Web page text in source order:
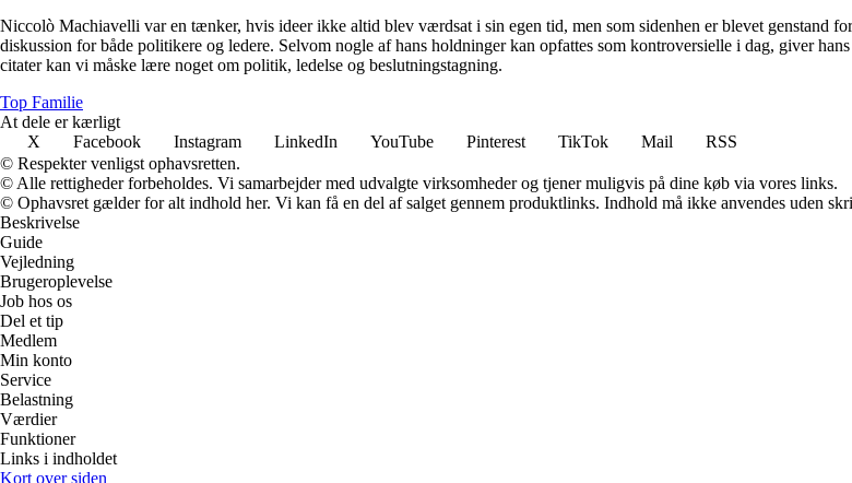
Niccolò Machiavelli var en tænker, hvis ideer ikke altid blev værdsat i sin egen tid, men som sidenhen er blevet genstand
diskussion for både politikere og ledere. Selvom nogle af hans holdninger kan opfattes som kontroversielle i dag, giver
citater kan vi måske lære noget om politik, ledelse og beslutningstagning.
Top Familie
At dele er kærligt
X
Facebook Instagram LinkedIn YouTube Pinterest TikTok Mail
RSS
© Respekter venligst ophavsretten.
© Alle rettigheder forbeholdes. Vi samarbejder med udvalgte virksomheder og tjener muligvis på dine køb via vores links.
© Ophavsret gælder for alt indhold her. Vi kan få en del af salget gennem produktlinks. Indhold må ikke anvendes uden
Beskrivelse
Guide
Vejledning
Brugeroplevelse
Job hos os
Del et tip
Medlem
Min konto
Service
Belastning
Værdier
Funktioner
Links i indholdet
Kort over siden